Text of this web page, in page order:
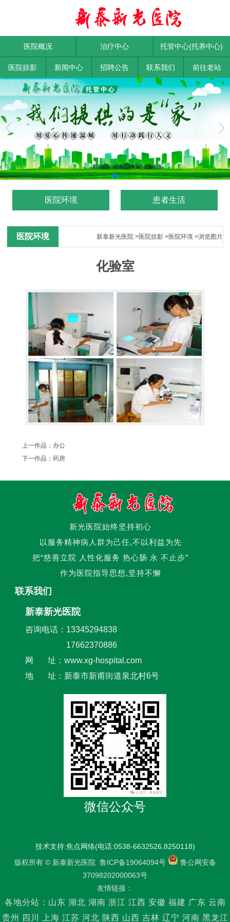
医院概况 治疗中心 托管中心(托养中心)
医院掠影 新闻中心 招聘公告 联系我们 前往老站
医院环境 患者生活
医院环境 新泰新光医院>医院掠影>医院环境>浏览图片
化验室
上一作品： 办公
下一作品：药房
新光医院始终坚持初心
以服务精神病人群为己任,不以利益为先
把“慈善立院 人性化服务 热心肠 永 不止步”
作为医院指导思想,坚持不懈
联系我们
新泰新光医院
咨询电话：13345294838
17662370886
网 址：www.xg-hospital.com
地 址：新泰市新甫街道泉北村6号
微信公众号
技术支持:焦点网络(电话:0538-6632526,8250118)
版权所有 © 新泰新光医院 鲁ICP备19064094号
鲁公网安备
37098202000063号
友情链接：
各地分站： 山东 湖北 湖南 浙江 江西 安徽 福建 广东 云南
贵州
四川 上海 江苏 河北 陕西 山西 吉林 辽宁 河南 黑龙江